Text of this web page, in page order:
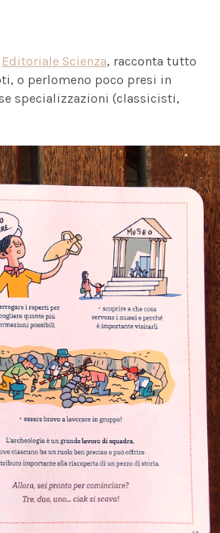
Editoriale Scienza, racconta tutto
o perlomeno poco presi in
specializzazioni (classicisti,